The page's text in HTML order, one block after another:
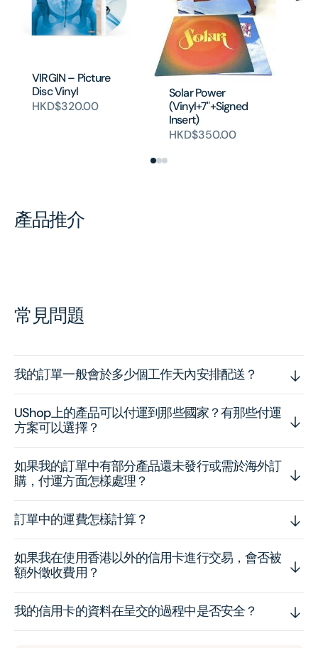
VIRGIN – Picture
Disc Vinyl
HKD$320.00
Solar Power
(Vinyl+7"+Signed
Insert)
HKD$350.00
產品推介
常見問題
我的訂單一般會於多少個工作天內安排配送？
UShop上的產品可以付運到那些國家？有那些付運
方案可以選擇？
如果我的訂單中有部分產品還未發行或需於海外訂
購，付運方面怎樣處理？
訂單中的運費怎樣計算？
如果我在使用香港以外的信用卡進行交易，會否被
額外徵收費用？
我的信用卡的資料在呈交的過程中是否安全？